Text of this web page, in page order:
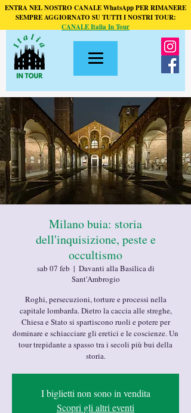
ENTRA NEL NOSTRO CANALE WhatsApp PER RIMANERE
SEMPRE AGGIORNATO SU TUTTI I NOSTRI TOUR:
CANALE Italia In Tour
Milano buia: storia
dell'inquisizione, peste e
occultismo
sab 07 feb
  |
Davanti alla Basilica di
Sant'Ambrogio
Roghi, persecuzioni, torture e processi nella
capitale lombarda. Dietro la caccia alle streghe,
Chiesa e Stato si spartiscono ruoli e potere per
dominare e schiacciare gli eretici e le coscienze. Un
tour trepidante a spasso tra i secoli più bui della
storia.
I biglietti non sono in vendita
Scopri gli altri eventi